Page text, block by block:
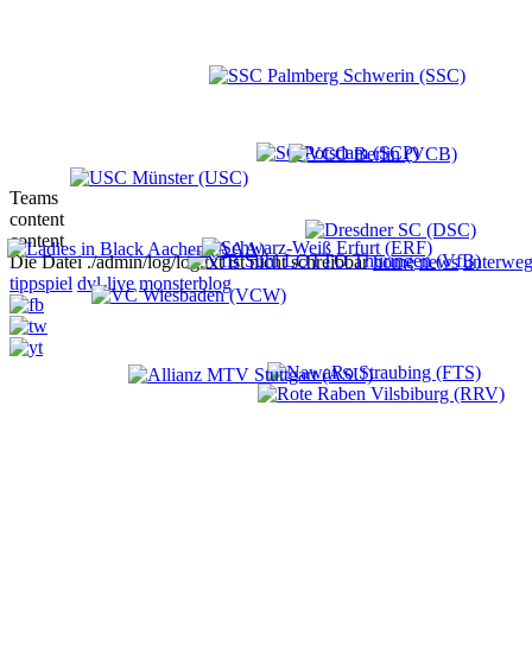
Teams
content
content
Die Datei ./admin/log/log.txt ist nicht schreibbarhome news
tippspiel dvl-live monsterblog